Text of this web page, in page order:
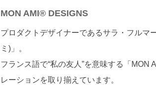
MON AMI® DESIGNS
プロダクトデザイナーであるサラ・フルマ
ミ)」。
フランス語で“私の友人”を意味する「
レーションを取り揃えています。